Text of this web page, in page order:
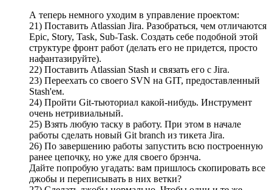
А теперь немного уходим в управление проектом:
21) Поставить Atlassian Jira. Разобраться, чем отличаются
Epic, Story, Task, Sub-Task. Создать себе подобной этой
структуре фронт работ (делать его не придется, просто
нафантазируйте).
22) Поставить Atlassian Stash и связать его с Jira.
23) Переехать со своего SVN на GIT, предоставленный
Stash'ем.
24) Пройти Git-тьюториал какой-нибудь. Инструмент
очень нетривиальный.
25) Взять любую таску в работу. При этом в начале
работы сделать новый Git branch из тикета Jira.
26) По завершению работы запустить всю построенную
ранее цепочку, но уже для своего брэнча.
Дайте попробую угадать: вам пришлось скопировать все
джобы и переписывать в них ветки?